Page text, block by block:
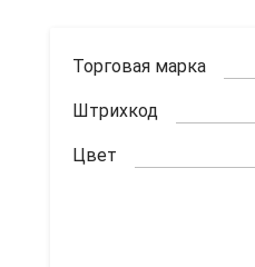
Торговая марка
Штрихкод
Цвет